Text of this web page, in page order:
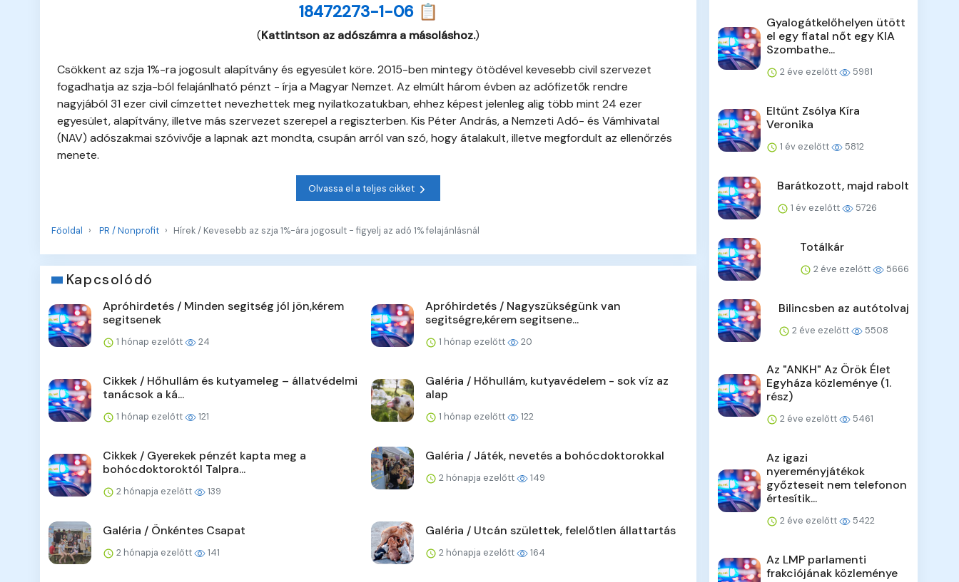
18472273-1-06 📋
(Kattintson az adószámra a másoláshoz.)
Csökkent az szja 1%-ra jogosult alapítvány és egyesület köre. 2015-ben mintegy ötödével kevesebb civil szervezet
fogadhatja az szja-ból felajánlható pénzt - írja a Magyar Nemzet. Az elmúlt három évben az adófizetők rendre
nagyjából 31 ezer civil címzettet nevezhettek meg nyilatkozatukban, ehhez képest jelenleg alig több mint 24 ezer
egyesület, alapítvány, illetve más szervezet szerepel a regiszterben. Kis Péter András, a Nemzeti Adó- és Vámhivatal
(NAV) adószakmai szóvivője a lapnak azt mondta, csupán arról van szó, hogy átalakult, illetve megfordult az ellenőrzés
menete.
Olvassa el a teljes cikket
Főoldal PR / Nonprofit Hírek / Kevesebb az szja 1%-ára jogosult - figyelj az adó 1% felajánlásnál
Kapcsolódó
Apróhirdetés / Minden segitség jól jön,kérem
segitsenek
1 hónap ezelőtt 24
Apróhirdetés / Nagyszükségünk van
segitségre,kérem segitsene...
1 hónap ezelőtt 20
Cikkek / Hőhullám és kutyameleg – állatvédelmi
tanácsok a ká...
1 hónap ezelőtt 121
Galéria / Hőhullám, kutyavédelem - sok víz az
alap
1 hónap ezelőtt 122
Cikkek / Gyerekek pénzét kapta meg a
bohócdoktoroktól Talpra...
2 hónapja ezelőtt 139
Galéria / Játék, nevetés a bohócdoktorokkal
2 hónapja ezelőtt 149
Galéria / Önkéntes Csapat
2 hónapja ezelőtt 141
Galéria / Utcán születtek, felelőtlen állattartás
2 hónapja ezelőtt 164
Gyalogátkelőhelyen ütött
el egy fiatal nőt egy KIA
Szombathe...
2 éve ezelőtt 5981
Eltűnt Zsólya Kíra
Veronika
1 év ezelőtt 5812
Barátkozott, majd rabolt
1 év ezelőtt 5726
Totálkár
2 éve ezelőtt 5666
Bilincsben az autótolvaj
2 éve ezelőtt 5508
Az "ANKH" Az Örök Élet
Egyháza közleménye (1.
rész)
2 éve ezelőtt 5461
Az igazi
nyereményjátékok
győzteseit nem telefonon
értesítik...
2 éve ezelőtt 5422
Az LMP parlamenti
frakciójának közleménye